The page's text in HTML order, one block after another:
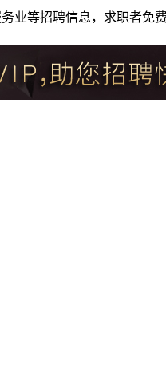
业等招聘信息，求职者